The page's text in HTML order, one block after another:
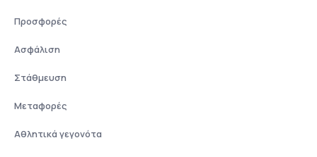
Προσφορές
Ασφάλιση
Στάθμευση
Μεταφορές
Αθλητικά γεγονότα